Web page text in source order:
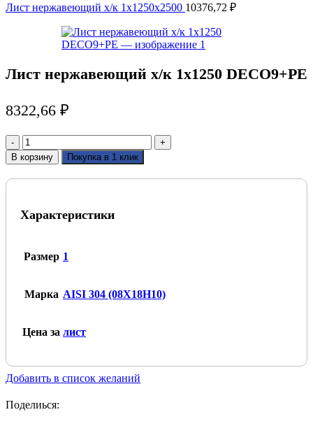
Лист нержавеющий х/к 1х1250х2500 10376,72 ₽
Лист нержавеющий х/к 1х1250 DECO9+PE
8322,66 ₽
Количество
товара
Лист
нержавеющий
1х1250
В корзину Покупка в 1 клик
Характеристики
Размер 1
Марка AISI 304 (08Х18Н10)
Цена за лист
Добавить в список желаний
Поделиься: